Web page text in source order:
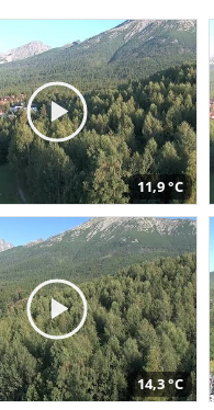
11,9 °C
14,3 °C